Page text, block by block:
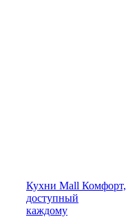
Кухни Mall Комфорт,
доступный
каждому